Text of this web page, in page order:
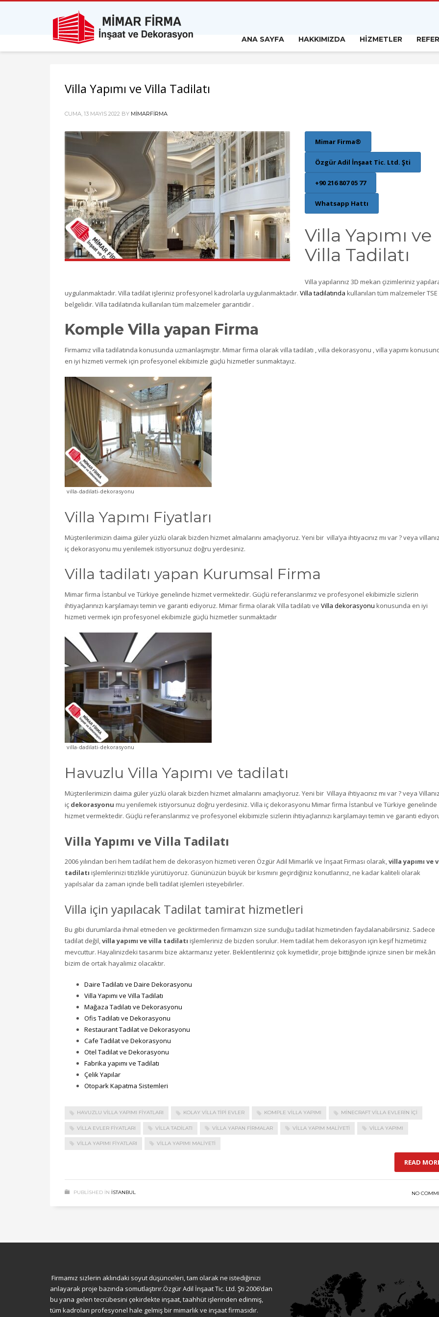
ANA SAYFA HAKKIMIZDA HİZMETLER
Villa Yapımı ve Villa Tadilatı
CUMA, 13 MAYIS 2022 BY MIMARFIRMA
Mimar Firma®
Özgür Adil İnşaat Tic. Ltd. Şti
+90 216 807 05 77
Whatsapp Hattı
Villa Yapımı ve
Villa Tadilatı
Villa yapılarınız 3D mekan çizimleriniz
uygulanmaktadır. Villa tadilat işleriniz profesyonel kadrolarla uygulanmaktadır. Villa tadilatında kullanılan tüm malzemeler TSE
belgelidir. Villa tadilatında kullanılan tüm malzemeler garantidir .
Komple Villa yapan Firma
Firmamız villa tadilatında konusunda uzmanlaşmıştır. Mimar firma olarak villa tadilatı , villa dekorasyonu , villa yapımı
en iyi hizmeti vermek için profesyonel ekibimizle güçlü hizmetler sunmaktayız.
villa-dadilati-dekorasyonu
Villa Yapımı Fiyatları
Müşterilerimizin daima güler yüzlü olarak bizden hizmet almalarını amaçlıyoruz. Yeni bir villa’ya ihtiyacınız mı var ? veya
iç dekorasyonu mu yenilemek istiyorsunuz doğru yerdesiniz.
Villa tadilatı yapan Kurumsal Firma
Mimar firma İstanbul ve Türkiye genelinde hizmet vermektedir. Güçlü referanslarımız ve profesyonel ekibimizle sizlerin
ihtiyaçlarınızı karşılamayı temin ve garanti ediyoruz. Mimar firma olarak Villa tadilatı ve Villa dekorasyonu konusunda en iyi
hizmeti vermek için profesyonel ekibimizle güçlü hizmetler sunmaktadır
villa-dadilati-dekorasyonu
Havuzlu Villa Yapımı ve tadilatı
Müşterilerimizin daima güler yüzlü olarak bizden hizmet almalarını amaçlıyoruz. Yeni bir Villaya ihtiyacınız mı var ? veya
iç dekorasyonu mu yenilemek istiyorsunuz doğru yerdesiniz. Villa iç dekorasyonu Mimar firma İstanbul ve Türkiye genelinde
hizmet vermektedir. Güçlü referanslarımız ve profesyonel ekibimizle sizlerin ihtiyaçlarınızı karşılamayı temin ve garanti
Villa Yapımı ve Villa Tadilatı
2006 yılından beri hem tadilat hem de dekorasyon hizmeti veren Özgür Adil Mimarlık ve İnşaat Firması olarak,villa yapımı ve
tadilatı işlemlerinizi titizlikle yürütüyoruz. Gününüzün büyük bir kısmını geçirdiğiniz konutlarınız, ne kadar kaliteli olarak
yapılsalar da zaman içinde belli tadilat işlemleri isteyebilirler.
Villa için yapılacak Tadilat tamirat hizmetleri
Bu gibi durumlarda ihmal etmeden ve geciktirmeden firmamızın size sunduğu tadilat hizmetinden faydalanabilirsiniz. Sadece
tadilat değil,villa yapımı ve villa tadilatı işlemleriniz de bizden sorulur. Hem tadilat hem dekorasyon için keşif hizmetimiz
mevcuttur. Hayalinizdeki tasarımı bize aktarmanız yeter. Beklentileriniz çok kıymetlidir, proje bittiğinde içinize sinen bir mekân
bizim de ortak hayalimiz olacaktır.
Daire Tadilatı ve Daire Dekorasyonu
Villa Yapımı ve Villa Tadilatı
Mağaza Tadilatı ve Dekorasyonu
Ofis Tadilatı ve Dekorasyonu
Restaurant Tadilat ve Dekorasyonu
Cafe Tadilat ve Dekorasyonu
Otel Tadilat ve Dekorasyonu
Fabrika yapımı ve Tadilatı
Çelik Yapılar
Otopark Kapatma Sistemleri
HAVUZLU VILLA YAPIMI FIYATLARI KOLAY VILLA TIPI EVLER KOMPLE VILLA YAPIMI MINECRAFT VILLA EVLERIN IÇI
VILLA EVLER FIYATLARI VILLA TADILATI VILLA YAPAN FIRMALAR VILLA YAPIM MALIYETI VILLA YAPIMI
VILLA YAPIMI FIYATLARI VILLA YAPIMI MALIYETI
READ
PUBLISHED IN ISTANBUL NO
Firmamız sizlerin aklındaki soyut düşünceleri, tam olarak ne istediğinizi
anlayarak proje bazında somutlaştırır.Özgür Adil İnşaat Tic. Ltd. Şti 2006’dan
bu yana gelen tecrübesini çekirdekte inşaat, taahhüt işlerinden edinmiş,
tüm kadroları profesyonel hale gelmiş bir mimarlık ve inşaat firmasıdır.